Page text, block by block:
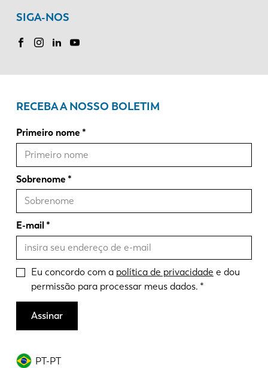
SIGA-NOS
PT-PT
RECEBA A NOSSO BOLETIM
Primeiro nome
Sobrenome
E-mail
Eu concordo com a política de privacidade e dou
permissão para processar meus dados.
Assinar